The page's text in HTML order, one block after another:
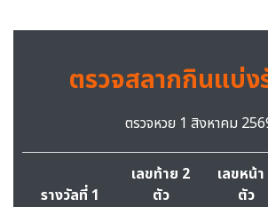
ตรวจสลากกินแบ่ง
ตรวจหวย 1 สิงหาคม
รางวัลที่ 1
เลขท้าย 2
ตัว
เลขหน้า
ตัว